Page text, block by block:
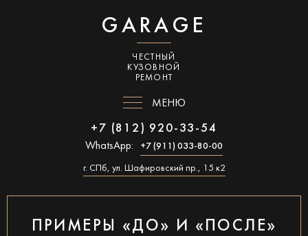
GARAGE
ЧЕСТНЫЙ
КУЗОВНОЙ
РЕМОНТ
МЕНЮ
+7 (812) 920-33-54
WhatsApp: +7 (911) 033-80-00
г. СПб, ул. Шафировский пр., 15 к2
ПРИМЕРЫ «ДО» И «ПОСЛЕ»